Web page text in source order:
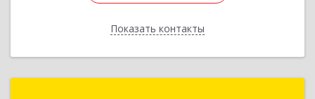
Показать контакты
Назад